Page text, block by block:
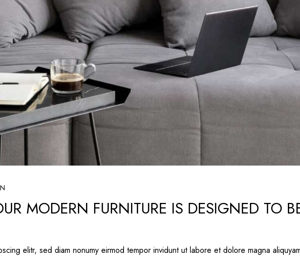
MODERN FURNITURE IS DESIGNED TO
elitr, sed diam nonumy eirmod tempor invidunt ut labore et dolore magna